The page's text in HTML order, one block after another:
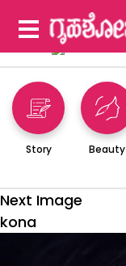
Story Beauty
Next Image
kona